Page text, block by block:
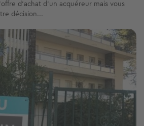
d’achat d’un acquéreur mais vous
décision...